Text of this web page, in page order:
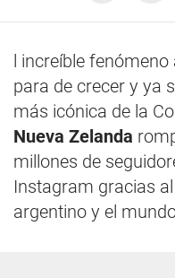
l increíble
para de crecer y ya
más icónica de la
Nueva Zelanda
millones de
Instagram gracias
argentino y el